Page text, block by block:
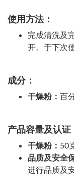
使用方法：
完成清洗及
开。于下次
成分：
干燥粉： 百
产品容量及认证
干燥粉： 50
品质及安全
进行品质及